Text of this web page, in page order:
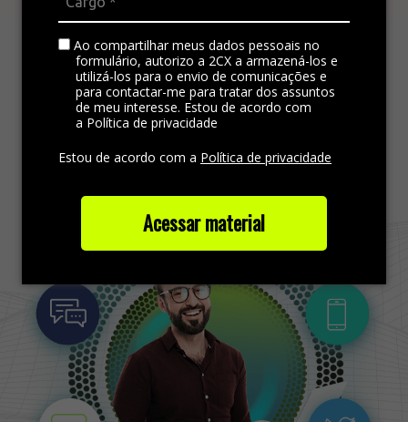
Ao compartilhar meus dados pessoais no
formulário, autorizo a 2CX a armazená-los e
utilizá-los para o envio de comunicações e
para contactar-me para tratar dos assuntos
de meu interesse. Estou de acordo com
a Política de privacidade
Estou de acordo com a Política de privacidade
Acessar material
A plataforma omnichannel é ideal para integrar
todos os canais da empresa, padronizando a
comunicação e gerando satisfação no
atendimento.
Saiba mais